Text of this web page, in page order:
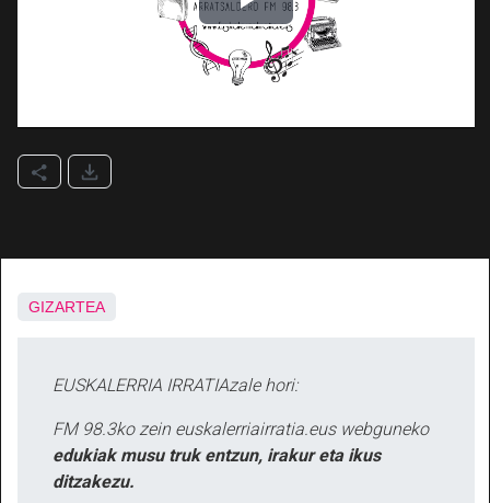
GIZARTEA
EUSKALERRIA IRRATIAzale hori:
FM 98.3ko zein euskalerriairratia.eus webguneko
edukiak musu truk entzun, irakur eta ikus
ditzakezu.